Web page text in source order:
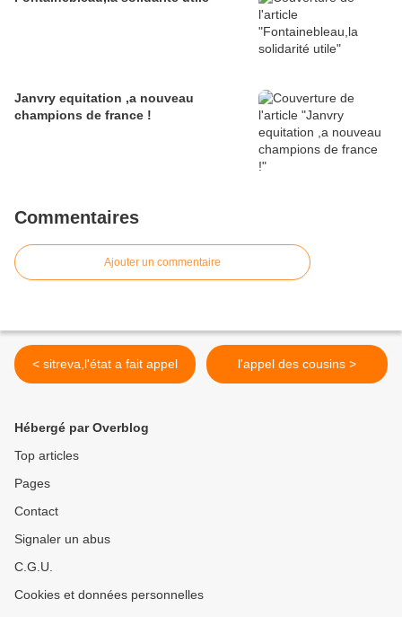
Janvry equitation ,a nouveau
champions de france !
Commentaires
Ajouter un commentaire
< sitreva,l'état a fait appel l'appel des cousins >
Hébergé par Overblog
Top articles
Pages
Contact
Signaler un abus
C.G.U.
Cookies et données personnelles